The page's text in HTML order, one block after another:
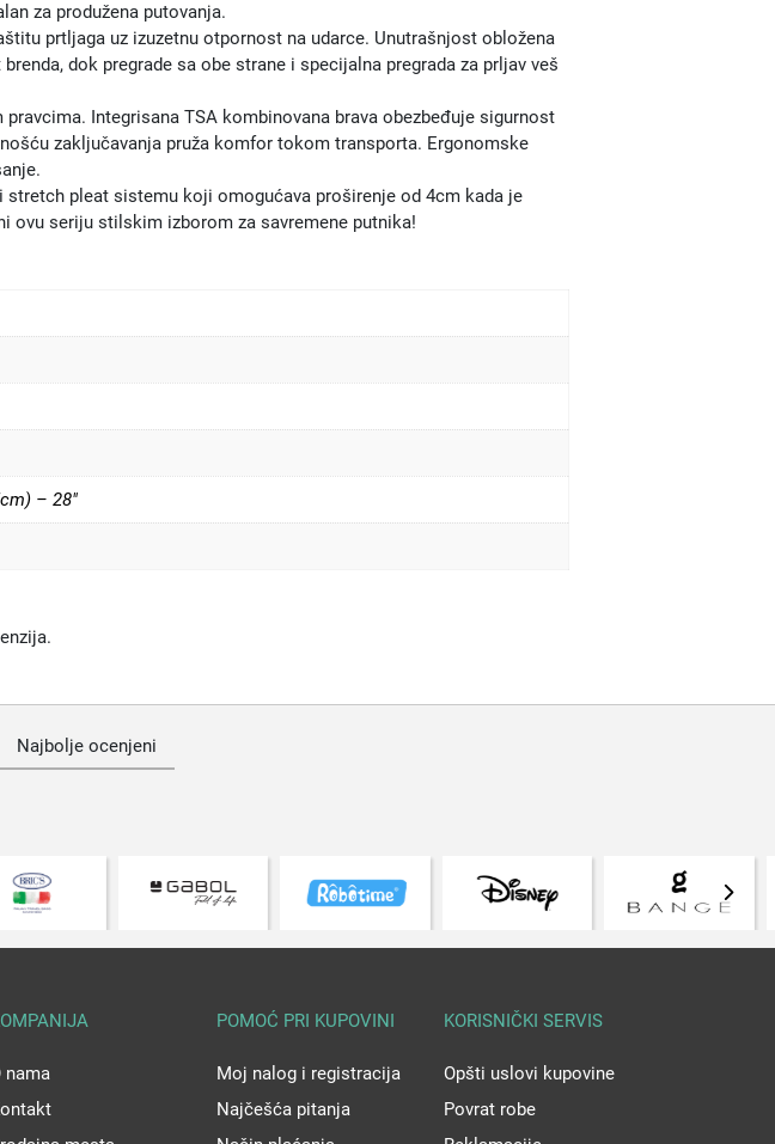
za produžena putovanja.
prtljaga uz izuzetnu otpornost na udarce. Unutrašnjost obložena
dok pregrade sa obe strane i specijalna pregrada za prljav veš
Integrisana TSA kombinovana brava obezbeđuje sigurnost
zaključavanja pruža komfor tokom transporta. Ergonomske
pleat sistemu koji omogućava proširenje od 4cm kada je
ovu seriju stilskim izborom za savremene putnika!
– 28"
Najbolje ocenjeni
nama
POMOĆ PRI KUPOVINI
Moj nalog i registracija
Najčešća pitanja
KORISNIČKI SERVIS
Opšti uslovi kupovine
Povrat robe